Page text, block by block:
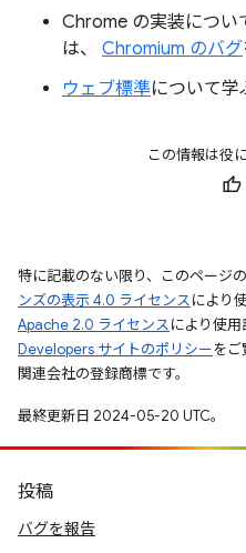
Chrome の実装につい
は、 Chromium のバグ
ウェブ標準について学
この情報は役
特に記載のない限り、このページ
ンズの表示 4.0 ライセンスにより
Apache 2.0 ライセンスにより使用
Developers サイトのポリシーを
関連会社の登録商標です。
最終更新日 2024-05-20 UTC。
投稿
バグを報告